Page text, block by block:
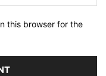
this browser for the